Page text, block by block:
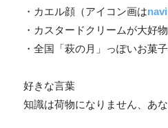
・カエル顔（アイコン画は
・カスタードクリームが大好物
・全国「萩の月」っぽいお菓
好きな言葉
知識は荷物になりません、あ